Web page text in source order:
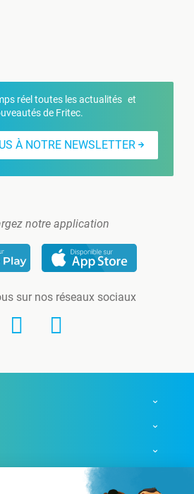
réel toutes les actualités et
de Fritec.
À NOTRE NEWSLETTER
notre application
sur nos réseaux sociaux